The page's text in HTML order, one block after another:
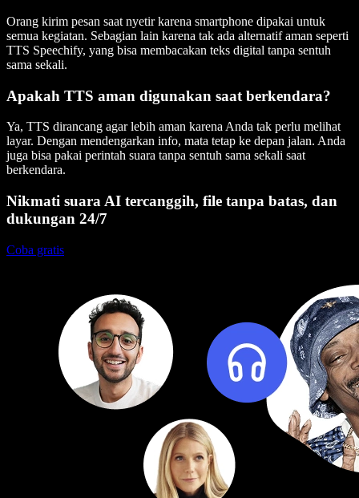
Orang kirim pesan saat nyetir karena smartphone dipakai untuk
semua kegiatan. Sebagian lain karena tak ada alternatif aman seperti
TTS Speechify, yang bisa membacakan teks digital tanpa sentuh
sama sekali.
Apakah TTS aman digunakan saat berkendara?
Ya, TTS dirancang agar lebih aman karena Anda tak perlu melihat
layar. Dengan mendengarkan info, mata tetap ke depan jalan. Anda
juga bisa pakai perintah suara tanpa sentuh sama sekali saat
berkendara.
Nikmati suara AI tercanggih, file tanpa batas, dan
dukungan 24/7
Coba gratis